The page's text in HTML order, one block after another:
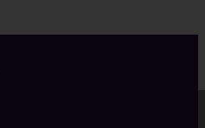
national des certifications